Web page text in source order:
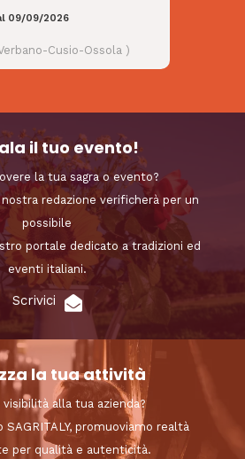
09/09/2026
Cusio-Ossola)
il tuo evento!
la tua sagra o evento?
redazione verificherà per un
possibile
portale dedicato a tradizioni ed
eventi italiani.
Scrivici
la tua attività
visibilità alla tua azienda?
promuoviamo realtà
per qualità e autenticità.